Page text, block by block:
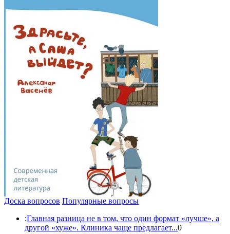
Доска вопросов Популярные вопросы
:Главная разница не в том, что один формат «лучше», а
другой «хуже». Клиника чаще предлагает...0